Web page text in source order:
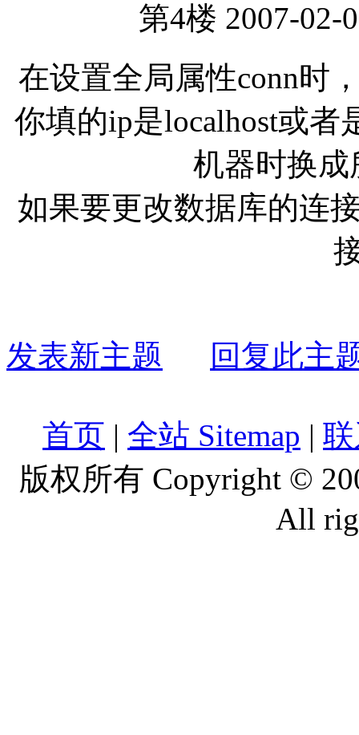
第4楼 2007-02-
在设置全局属性conn时
你填的ip是localhost或
机器时换
如果要更改数据库的连
发表新主题 回复此主
首页 | 全站 Sitemap |
版权所有 Copyright ©
All